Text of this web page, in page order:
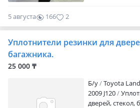
5 августа 166 2
Уплотнители резинки для
багажника.
25 000 ₸
Б/y
Toyota
2009 J120
дверей, стекол,